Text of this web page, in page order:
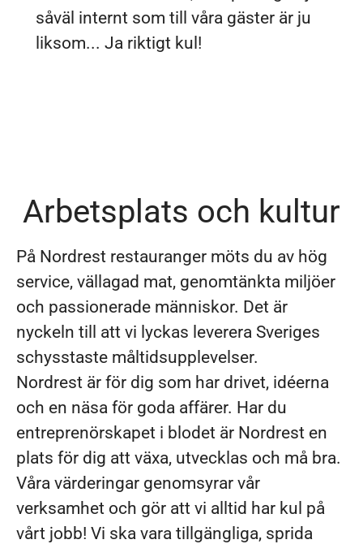
såväl internt som till våra gäster är ju
liksom... Ja riktigt kul!
Arbetsplats och kultur
På Nordrest restauranger möts du av hög
service, vällagad mat, genomtänkta miljöer
och passionerade människor. Det är
nyckeln till att vi lyckas leverera Sveriges
schysstaste måltidsupplevelser.
Nordrest är för dig som har drivet, idéerna
och en näsa för goda affärer. Har du
entreprenörskapet i blodet är Nordrest en
plats för dig att växa, utvecklas och må bra.
Våra värderingar genomsyrar vår
verksamhet och gör att vi alltid har kul på
vårt jobb! Vi ska vara tillgängliga, sprida